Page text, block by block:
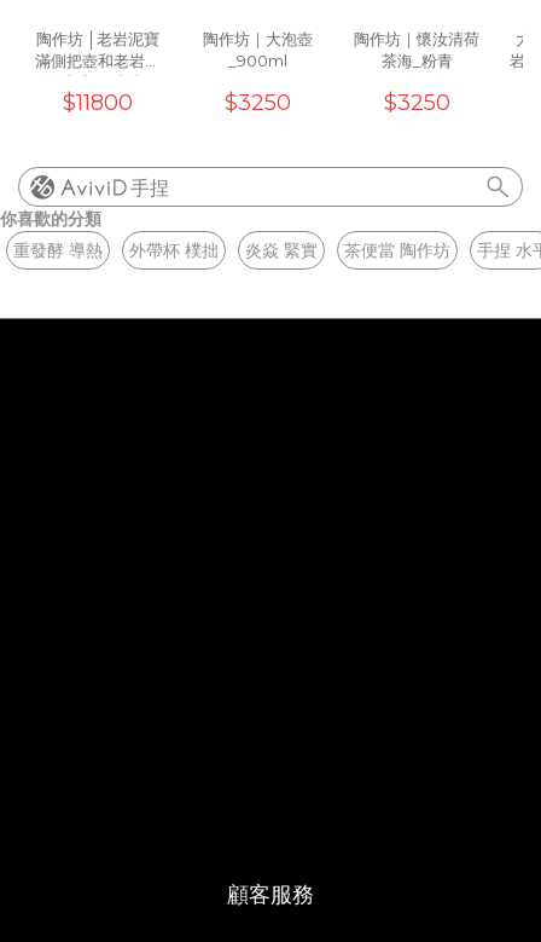
陶作坊 │老岩泥寶
滿側把壺和老岩泥
溫壺座組(焱焱)
$11800
陶作坊｜大泡壺
_900ml
$3250
陶作坊｜懷汝清荷
茶海_粉青
$3250
大
岩
手捏
你喜歡的分類
重發酵 導熱
外帶杯 樸拙 炎焱 緊實 茶便當 陶作坊 手捏 水
顧客服務